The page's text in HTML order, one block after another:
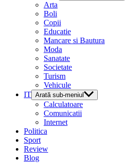
Arta
Boli
Copii
Educatie
Mancare si Bautura
Moda
Sanatate
Societate
Turism
Vehicule
IT Arată sub-meniul
Calculatoare
Comunicatii
Internet
Politica
Sport
Review
Blog